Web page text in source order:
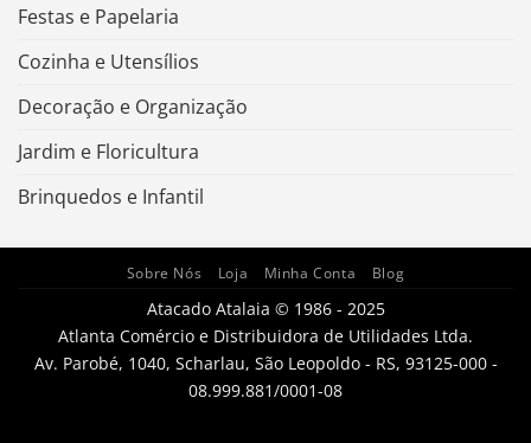
Festas e Papelaria
Cozinha e Utensílios
Decoração e Organização
Jardim e Floricultura
Brinquedos e Infantil
Sobre Nós Loja Minha Conta Blog
Atacado Atalaia © 1986 - 2025
Atlanta Comércio e Distribuidora de Utilidades Ltda.
Av. Parobé, 1040, Scharlau, São Leopoldo - RS, 93125-000 -
08.999.881/0001-08